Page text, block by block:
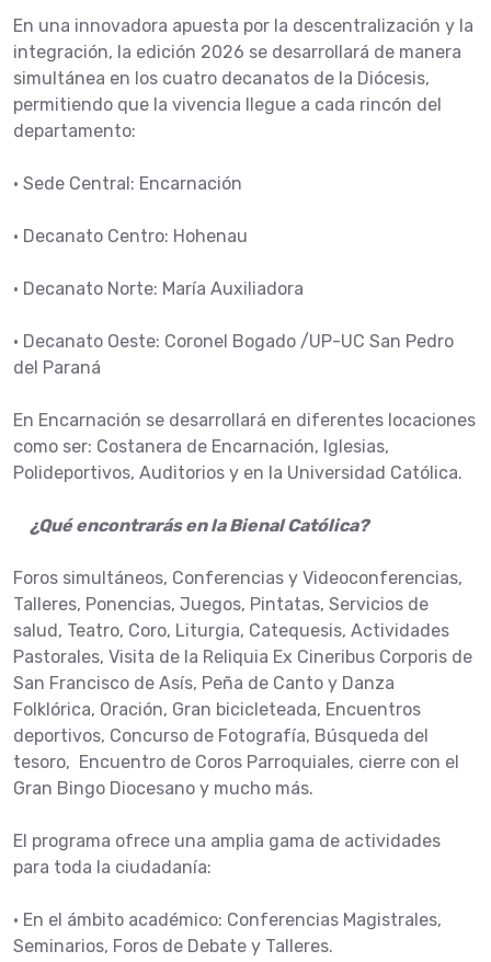
En una innovadora apuesta por la descentralización y la
integración, la edición 2026 se desarrollará de manera
simultánea en los cuatro decanatos de la Diócesis,
permitiendo que la vivencia llegue a cada rincón del
departamento:
• Sede Central: Encarnación
• Decanato Centro: Hohenau
• Decanato Norte: María Auxiliadora
• Decanato Oeste: Coronel Bogado /UP-UC San Pedro
del Paraná
En Encarnación se desarrollará en diferentes locaciones
como ser: Costanera de Encarnación, Iglesias,
Polideportivos, Auditorios y en la Universidad Católica.
¿Qué encontrarás en la Bienal Católica?
Foros simultáneos, Conferencias y Videoconferencias,
Talleres, Ponencias, Juegos, Pintatas, Servicios de
salud, Teatro, Coro, Liturgia, Catequesis, Actividades
Pastorales, Visita de la Reliquia Ex Cineribus Corporis de
San Francisco de Asís, Peña de Canto y Danza
Folklórica, Oración, Gran bicicleteada, Encuentros
deportivos, Concurso de Fotografía, Búsqueda del
tesoro, Encuentro de Coros Parroquiales, cierre con el
Gran Bingo Diocesano y mucho más.
El programa ofrece una amplia gama de actividades
para toda la ciudadanía:
• En el ámbito académico: Conferencias Magistrales,
Seminarios, Foros de Debate y Talleres.